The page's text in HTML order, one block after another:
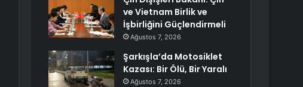
ve Vietnam Birlik ve
İşbirliğini Güçlendirmeli
Ağustos 7, 2026
Şarkışla’da Motosiklet
Kazası: Bir Ölü, Bir Yaralı
Ağustos 7, 2026